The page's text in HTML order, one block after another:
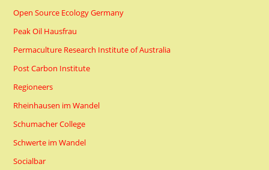
Open Source Ecology Germany
Peak Oil Hausfrau
Permaculture Research Institute of Australia
Post Carbon Institute
Regioneers
Rheinhausen im Wandel
Schumacher College
Schwerte im Wandel
Socialbar